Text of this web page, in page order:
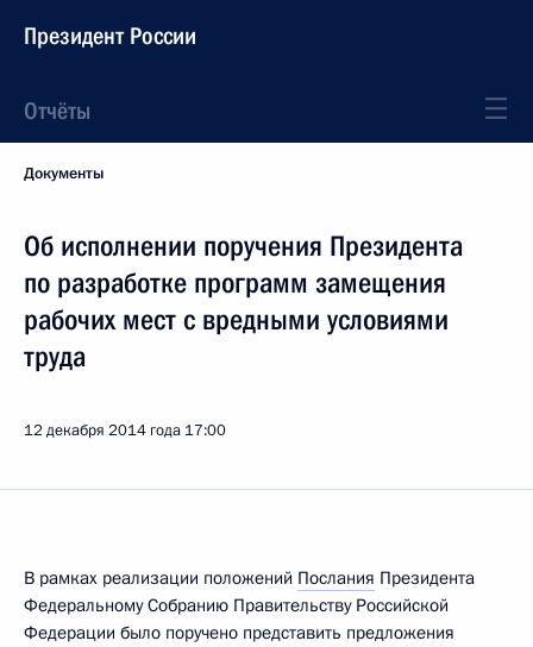
Президент России
Отчёты
Документы
Об исполнении поручения Президента
по разработке программ замещения
рабочих мест с вредными условиями
труда
12 декабря 2014 года 17:00
В рамках реализации положений Послания Президента
Федеральному Собранию Правительству Российской
Федерации было поручено представить предложения